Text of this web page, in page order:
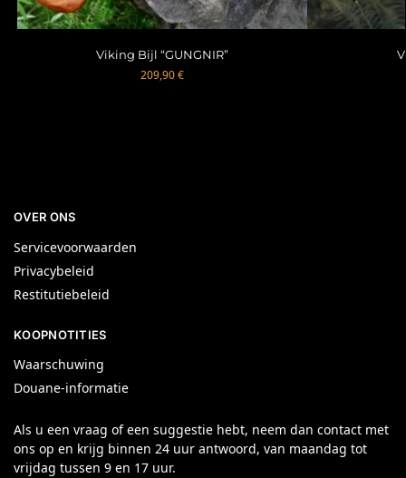
Viking Bijl “GUNGNIR”
209,90€
OVER ONS
Servicevoorwaarden
Privacybeleid
Restitutiebeleid
KOOPNOTITIES
Waarschuwing
Douane-informatie
Als u een vraag of een suggestie hebt, neem dan contact met
ons op en krijg binnen 24 uur antwoord, van maandag tot
vrijdag tussen 9 en 17 uur.